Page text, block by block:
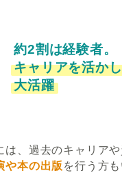
約2割は経験者。
キャリアを活か
大活躍
は、過去のキャリア
や本の出版 を行う方も